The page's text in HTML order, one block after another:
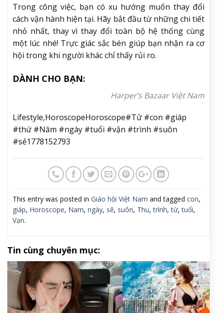
Trong công việc, bạn có xu hướng muốn thay đổi
cách vận hành hiện tại. Hãy bắt đầu từ những chi tiết
nhỏ nhất, thay vì thay đổi toàn bộ hệ thống cùng
một lúc nhé! Trực giác sắc bén giúp bạn nhận ra cơ
hội trong khi người khác chỉ thấy rủi ro.
DÀNH CHO BẠN:
Harper’s Bazaar Việt Nam
Lifestyle,HoroscopeHoroscope#Tử #con #giáp
#thứ #Năm #ngày #tuổi #vận #trình #suôn
#sẻ1778152793
This entry was posted in Giáo hội Việt Nam and tagged con,
giáp, Horoscope, Nam, ngày, sẽ, suôn, Thu,trình,từ,tuổi,
Vạn.
Tin cùng chuyên mục: